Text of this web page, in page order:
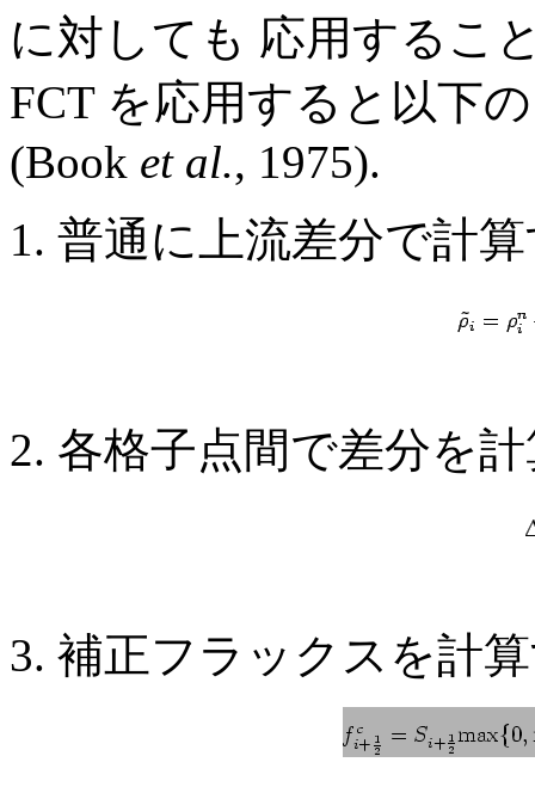
に対しても 応用するこ
FCT を応用すると以下
(Book et al., 1975).
普通に上流差分で計
各格子点間で差分を
補正フラックスを計